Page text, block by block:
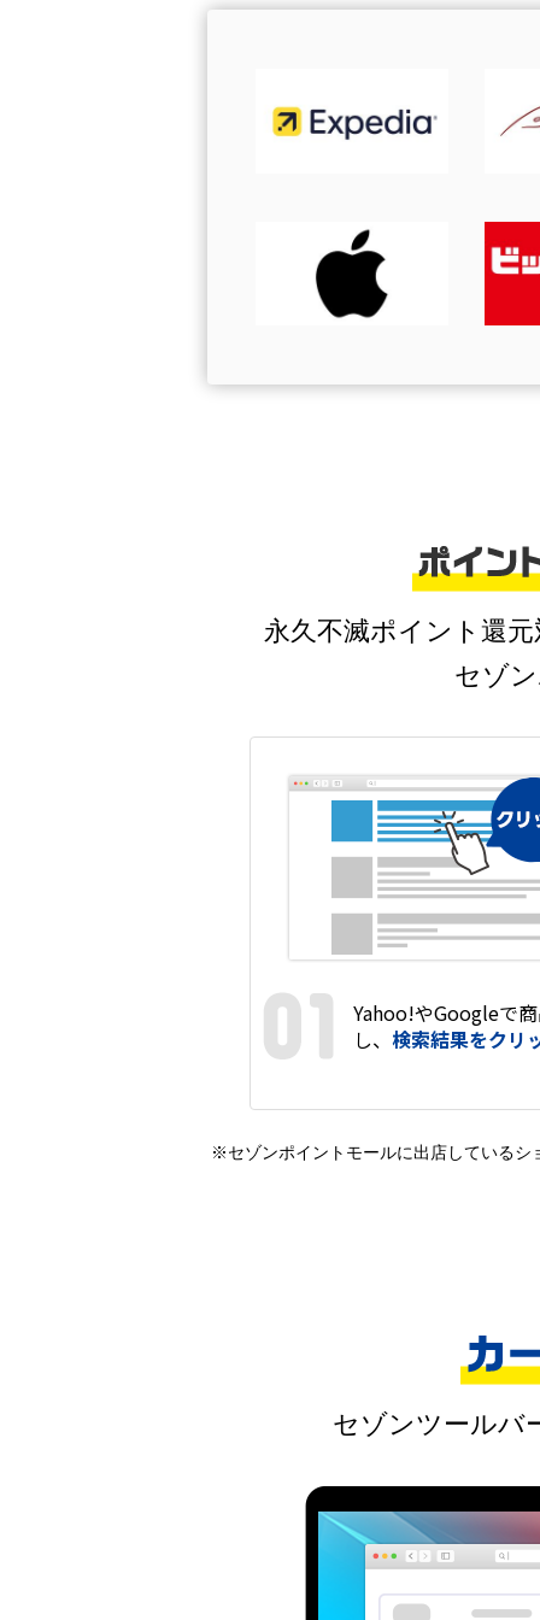
永久不滅ポイント還
セゾ
Yahoo!やGoogleで
し、 検索結果をクリ
※セゾンポイントモールに出店しているシ
セゾンツールバ